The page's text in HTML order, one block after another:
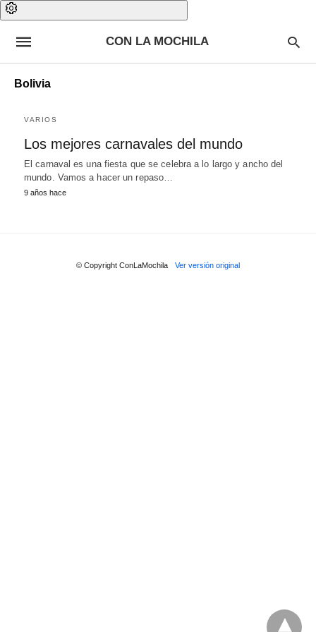
CON LA MOCHILA
Bolivia
VARIOS
Los mejores carnavales del mundo
El carnaval es una fiesta que se celebra a lo largo y ancho del
mundo. Vamos a hacer un repaso…
9 años hace
© Copyright ConLaMochila Ver versión original